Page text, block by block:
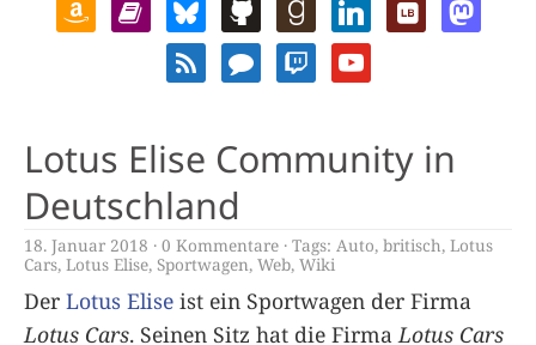
Lotus Elise Community in
Deutschland
18. Januar 2018 0 Kommentare Tags: Auto, britisch, Lotus
Cars, Lotus Elise, Sportwagen, Web, Wiki
Der Lotus Elise ist ein Sportwagen der Firma
Lotus Cars. Seinen Sitz hat die Firma Lotus Cars